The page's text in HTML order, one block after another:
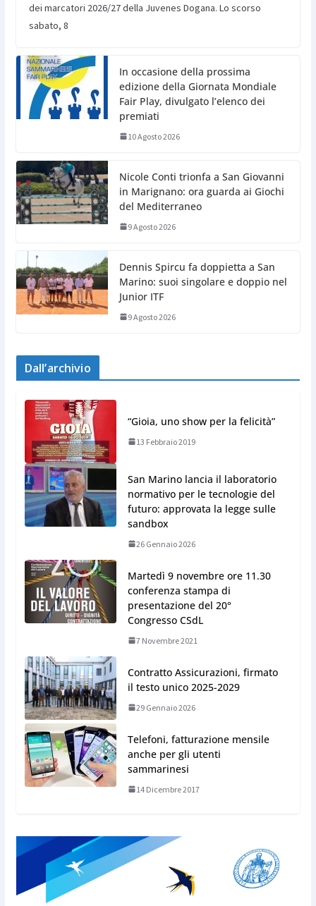
dei marcatori 2026/27 della Juvenes Dogana. Lo scorso
sabato, 8
In occasione della prossima
edizione della Giornata Mondiale
Fair Play, divulgato l’elenco dei
premiati
10 Agosto 2026
Nicole Conti trionfa a San Giovanni
in Marignano: ora guarda ai Giochi
del Mediterraneo
9 Agosto 2026
Dennis Spircu fa doppietta a San
Marino: suoi singolare e doppio nel
Junior ITF
9 Agosto 2026
Dall’archivio
“Gioia, uno show per la felicità”
13 Febbraio 2019
San Marino lancia il laboratorio
normativo per le tecnologie del
futuro: approvata la legge sulle
sandbox
26 Gennaio 2026
Martedì 9 novembre ore 11.30
conferenza stampa di
presentazione del 20°
Congresso CSdL
7 Novembre 2021
Contratto Assicurazioni, firmato
il testo unico 2025-2029
29 Gennaio 2026
Telefoni, fatturazione mensile
anche per gli utenti
sammarinesi
14 Dicembre 2017